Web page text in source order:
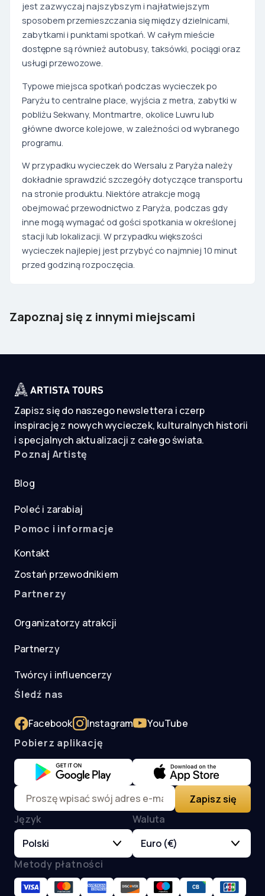
jest zazwyczaj najszybszym i najłatwiejszym
sposobem przemieszczania się między dzielnicami,
zabytkami i punktami spotkań. W całym mieście
dostępne są również autobusy, taksówki, pociągi oraz
usługi przewozowe.
Typowe miejsca spotkań podczas wycieczek po
Paryżu to centralne place, wyjścia z metra, zabytki w
pobliżu Sekwany, Montmartre, okolice Luwru lub
główne dworce kolejowe, w zależności od wybranego
programu.
W przypadku wycieczek do Wersalu z Paryża należy
dokładnie sprawdzić szczegóły dotyczące transportu
na stronie produktu. Niektóre atrakcje mogą
obejmować przewodnictwo z Paryża, podczas gdy
inne mogą wymagać od gości spotkania w określonej
stacji lub lokalizacji. W przypadku większości
wycieczek najlepiej jest przybyć co najmniej 10 minut
przed godziną rozpoczęcia.
Zapoznaj się z innymi miejscami
Barcelona
Spain
Tenerife
Spain
Zapisz się do naszego newslettera i czerp
inspirację z nowych wycieczek, kulturalnych historii
i specjalnych aktualizacji z całego świata.
Poznaj Artistę
Blog
Poleć i zarabiaj
Pomoc i informacje
Kontakt
Zostań przewodnikiem
Partnerzy
Organizatorzy atrakcji
Partnerzy
Twórcy i influencerzy
Śledź nas
Facebook Instagram
YouTube
Pobierz aplikację
Zapisz się
Język
Polski
Waluta
Euro (€)
Metody płatności